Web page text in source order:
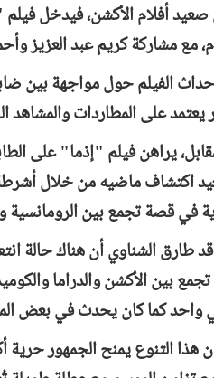
صعيد أفلام الأكشن، فيدخل
مع مشاركة كريم عبد العزيز
الفيلم حول مواجهة بين
يعتمد على المطاردات والمشاهد
يراهن فيلم "إذما" على
اكتشاف ماضيه من خلال أشرطة
في قصة تجمع بين الرومانسية
طارق الشناوي أن هناك حالة
بين الأكشن والدراما
واحد كما كان يحدث في بعض
هذا التنوع يمنح الجمهور حرية